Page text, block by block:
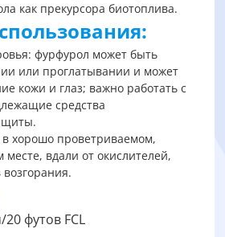
как прекурсора биотоплива.
фурфурол может быть
или проглатывании и может
кожи и глаз; важно работать с
средства
хорошо проветриваемом,
месте, вдали от окислителей,
футов FCL